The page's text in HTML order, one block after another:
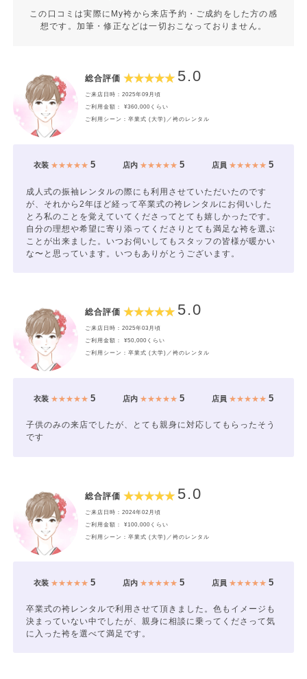
この口コミは実際にMy袴から来店予約・ご成約をした方の感
想です。加筆・修正などは一切おこなっておりません。
総合評価 5.0
ご来店日時：2025年09月頃
ご利用金額： ¥360,000くらい
ご利用シーン：卒業式 (大学)／袴のレンタル
衣装★★★★★ 5 店内★★★★★ 5 店員 ★★★★★5
成人式の振袖レンタルの際にも利用させていただいたのです
が、それから2年ほど経って卒業式の袴レンタルにお伺いした
とろ私のことを覚えていてくださってとても嬉しかったです。
自分の理想や希望に寄り添ってくださりとても満足な袴を選ぶ
ことが出来ました。いつお伺いしてもスタッフの皆様が暖かい
な〜と思っています。いつもありがとうございます。
総合評価 5.0
ご来店日時：2025年03月頃
ご利用金額： ¥50,000くらい
ご利用シーン：卒業式 (大学)／袴のレンタル
衣装★★★★★ 5 店内★★★★★ 5 店員 ★★★★★5
子供のみの来店でしたが、とても親身に対応してもらったそう
です
総合評価 5.0
ご来店日時：2024年02月頃
ご利用金額： ¥100,000くらい
ご利用シーン：卒業式 (大学)／袴のレンタル
衣装★★★★★ 5 店内★★★★★ 5 店員 ★★★★★5
卒業式の袴レンタルで利用させて頂きました。色もイメージも
決まっていない中でしたが、親身に相談に乗ってくださって気
に入った袴を選べて満足です。